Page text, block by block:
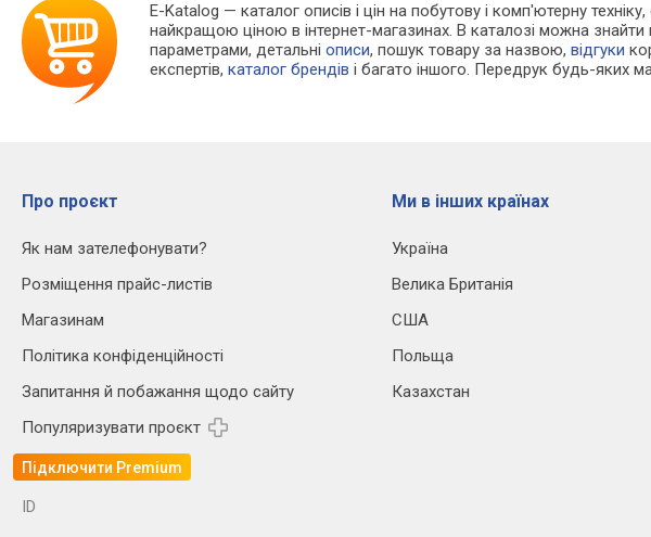
E-Katalog — каталог описів і цін на побутову і комп'ютерну
найкращою ціною в інтернет-магазинах. В каталозі можна
параметрами, детальніописи, пошук товару за назвою,відгуки
експертів,каталог брендів і багато іншого. Передрук будь-яких
Про проєкт
Як нам зателефонувати?
Розміщення прайс-листів
Магазинам
Політика конфіденційності
Запитання й побажання щодо сайту
Популяризувати проєкт
Підключити Premium
Ми в інших країнах
Україна
Велика Британія
США
Польща
Казахстан
ID